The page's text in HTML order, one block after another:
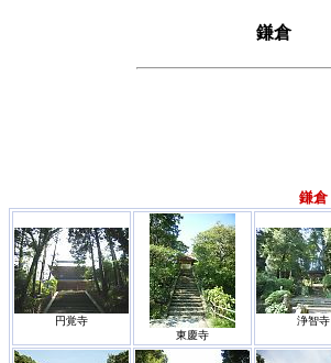
鎌倉
鎌倉
円覚寺
東慶寺
浄智寺